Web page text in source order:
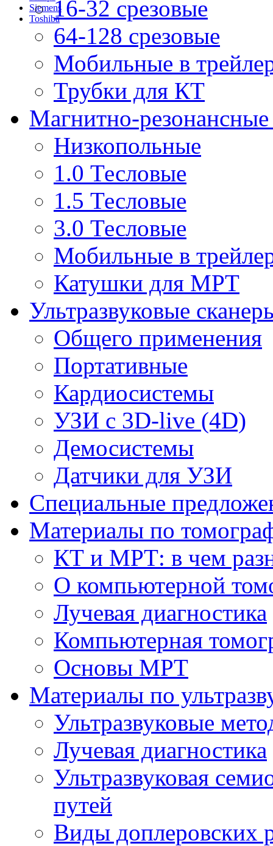
Siemens
Toshiba16-32 срезовые
64-128 срезовые
Мобильные в
Трубки для КТ
Магнитно-
Низкопольные
1.0 Тесловые
1.5 Тесловые
3.0 Тесловые
Мобильные в
Катушки для МРТ
Ультразвуковые
Общего применения
Портативные
Кардиосистемы
УЗИ с 3D-live (4D)
Демосистемы
Датчики для УЗИ
Cпециальные
Материалы по
КТ и МРТ: в чем
О компьютерной
Лучевая диагностика
Компьютерная
Основы МРТ
Материалы по
Ультразвуковые
Лучевая диагностика
Ультразвуковая
путей
Виды доплеровских